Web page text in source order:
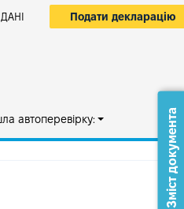
Подати декларацію
автоперевірку: Зміст документа